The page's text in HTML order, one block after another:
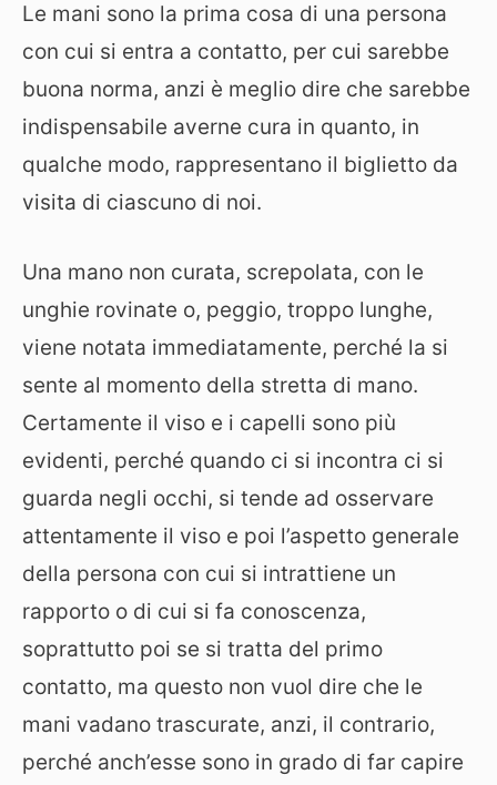
Le mani sono la prima cosa di una persona
con cui si entra a contatto, per cui sarebbe
buona norma, anzi è meglio dire che sarebbe
indispensabile averne cura in quanto, in
qualche modo, rappresentano il biglietto da
visita di ciascuno di noi.
Una mano non curata, screpolata, con le
unghie rovinate o, peggio, troppo lunghe,
viene notata immediatamente, perché la si
sente al momento della stretta di mano.
Certamente il viso e i capelli sono più
evidenti, perché quando ci si incontra ci si
guarda negli occhi, si tende ad osservare
attentamente il viso e poi l’aspetto generale
della persona con cui si intrattiene un
rapporto o di cui si fa conoscenza,
soprattutto poi se si tratta del primo
contatto, ma questo non vuol dire che le
mani vadano trascurate, anzi, il contrario,
perché anch’esse sono in grado di far capire